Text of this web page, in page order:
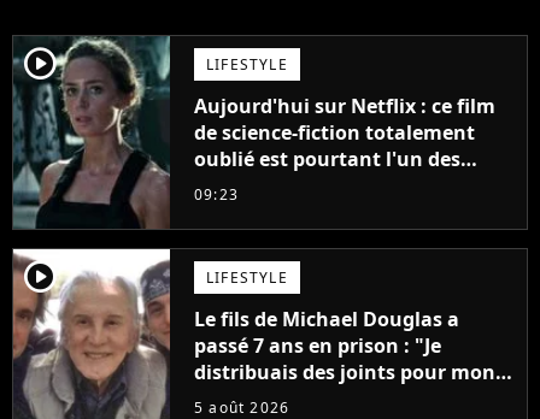
player2 LIFESTYLE
Aujourd'hui sur Netflix : ce film
de science-fiction totalement
oublié est pourtant l'un des
meilleurs des années 2010
09:23
player2 LIFESTYLE
Le fils de Michael Douglas a
passé 7 ans en prison : "Je
distribuais des joints pour mon
père"
5 août 2026